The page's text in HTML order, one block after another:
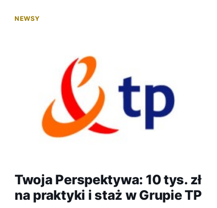
NEWSY
Twoja Perspektywa: 10 tys. zł
na praktyki i staż w Grupie TP